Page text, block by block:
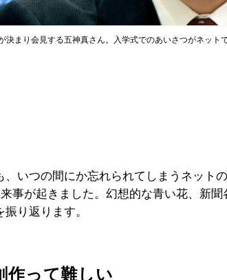
決まり会見する五神真さん。入学式でのあいさつがネット
、いつの間にか忘れられてしまうネット
来事が起きました。幻想的な青い花、新
り返ります。
作って難しい